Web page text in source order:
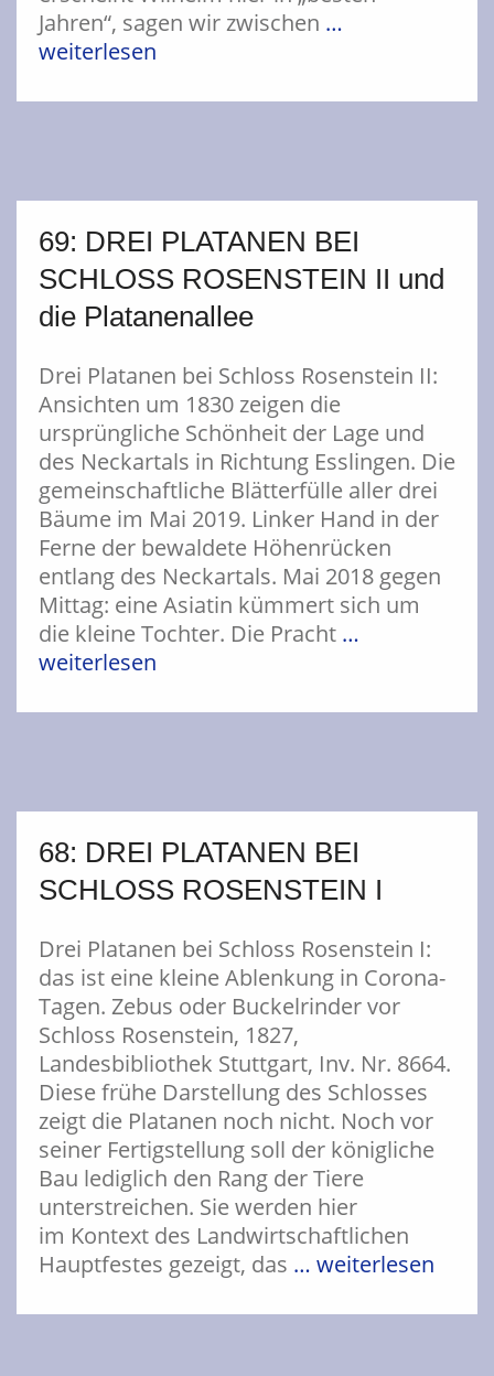
Jahren“, sagen wir zwischen …
weiterlesen
69: DREI PLATANEN BEI
SCHLOSS ROSENSTEIN II und
die Platanenallee
Drei Platanen bei Schloss Rosenstein II:
Ansichten um 1830 zeigen die
ursprüngliche Schönheit der Lage und
des Neckartals in Richtung Esslingen. Die
gemeinschaftliche Blätterfülle aller drei
Bäume im Mai 2019. Linker Hand in der
Ferne der bewaldete Höhenrücken
entlang des Neckartals. Mai 2018 gegen
Mittag: eine Asiatin kümmert sich um
die kleine Tochter. Die Pracht …
weiterlesen
68: DREI PLATANEN BEI
SCHLOSS ROSENSTEIN I
Drei Platanen bei Schloss Rosenstein I:
das ist eine kleine Ablenkung in Corona-
Tagen. Zebus oder Buckelrinder vor
Schloss Rosenstein, 1827,
Landesbibliothek Stuttgart, Inv. Nr. 8664.
Diese frühe Darstellung des Schlosses
zeigt die Platanen noch nicht. Noch vor
seiner Fertigstellung soll der königliche
Bau lediglich den Rang der Tiere
unterstreichen. Sie werden hier
im Kontext des Landwirtschaftlichen
Hauptfestes gezeigt, das … weiterlesen